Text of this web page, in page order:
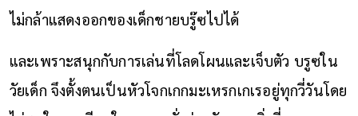
ไม่กล้าแสดงออกของเด็กชายบรู๊ซไปได้
และเพราะสนุกกับการเล่นที่โลดโผนและเจ็บตัว บรูซใน
วัยเด็ก จึงตั้งตนเป็นหัวโจกเกกมะเหรกเกเรอยู่ทุกวี่วันโดย